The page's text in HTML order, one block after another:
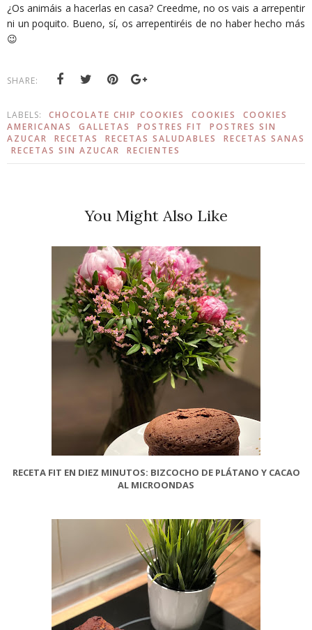
¿Os animáis a hacerlas en casa? Creedme, no os vais a arrepentir
ni un poquito. Bueno, sí, os arrepentiréis de no haber hecho más
😉
SHARE:
LABELS: CHOCOLATE CHIP COOKIES COOKIES
COOKIES
AMERICANAS
GALLETAS POSTRES FIT
POSTRES SIN
AZUCAR
RECETAS RECETAS SALUDABLES
RECETAS SANAS
RECETAS SIN AZUCAR
RECIENTES
You Might Also Like
RECETA FIT EN DIEZ MINUTOS: BIZCOCHO DE PLÁTANO Y CACAO
AL MICROONDAS